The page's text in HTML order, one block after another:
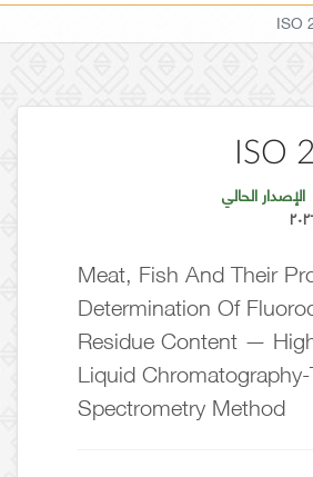
ISO
ISO
الإصدار الحالي
Meat, Fish And Their
Determination Of
Residue Content —
Liquid
Spectrometry Method